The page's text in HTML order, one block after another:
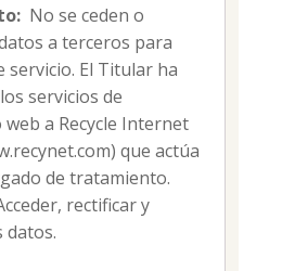
No se ceden o
a terceros para
servicio. El Titular ha
servicios de
a Recycle Internet
que actúa
de tratamiento.
rectificar y
datos.